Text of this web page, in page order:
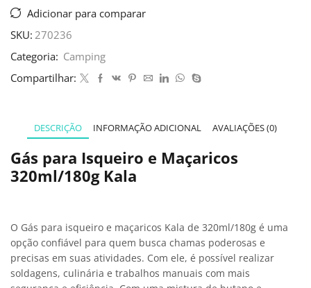
Adicionar para comparar
SKU: 270236
Categoria: Camping
Compartilhar:
DESCRIÇÃO INFORMAÇÃO ADICIONAL AVALIAÇÕES (0)
Gás para Isqueiro e Maçaricos
320ml/180g Kala
O Gás para isqueiro e maçaricos Kala de 320ml/180g é uma
opção confiável para quem busca chamas poderosas e
precisas em suas atividades. Com ele, é possível realizar
soldagens, culinária e trabalhos manuais com mais